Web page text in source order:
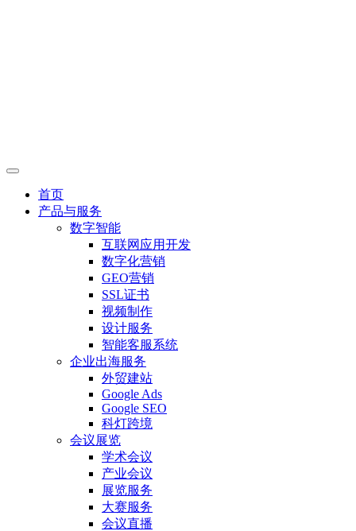
首页
产品与服务
数字智能
互联网应用开发
数字化营销
GEO营销
SSL证书
视频制作
设计服务
智能客服系统
企业出海服务
外贸建站
Google Ads
Google SEO
科灯跨境
会议展览
学术会议
产业会议
展览服务
大赛服务
会议直播